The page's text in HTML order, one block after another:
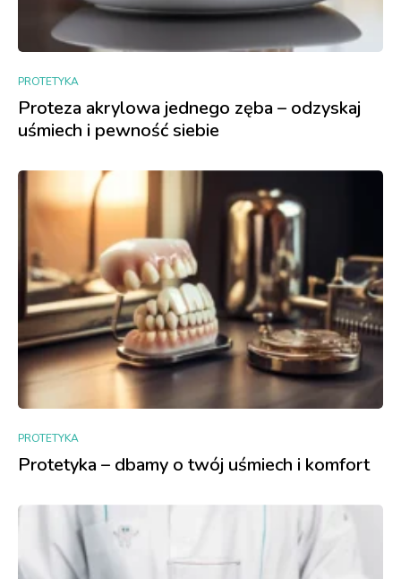
PROTETYKA
Proteza akrylowa jednego zęba – odzyskaj
uśmiech i pewność siebie
PROTETYKA
Protetyka – dbamy o twój uśmiech i komfort